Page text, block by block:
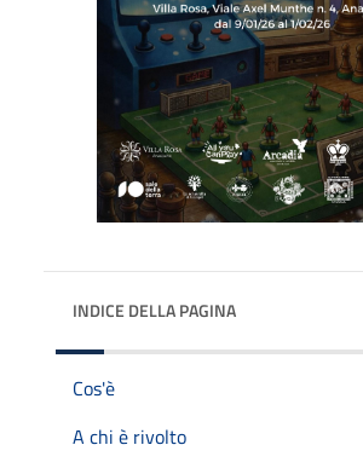
INDICE DELLA PAGINA
Cos'è
A chi è rivolto